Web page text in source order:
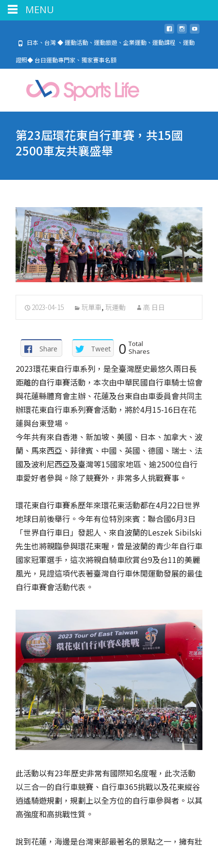
日本、台灣 ◆ 運動活動、運動旅遊、企業運動、運動課程 、運動
證照◆ 台日運動專門家、獨家賽事名額
第23屆環花東自行車賽，共15國
2500車友共襄盛舉
2023-04-15 玩單車, 玩運動 高 日日
Share Tweet 0 Total
Shares
2023環花東自行車系列，是全臺灣歷史最悠久兩日長
距離的自行車賽活動，本次由中華民國自行車騎士協會
與花蓮縣體育會主辦、花蓮及台東自由車委員會共同主
辦環花東自行車系列賽會活動，將於4月15-16日在花
蓮與台東登場。
今年共有來自香港、新加坡、美國、日本、加拿大、波
蘭、馬來西亞、菲律賓、中國、英國、德國、瑞士、法
國及波利尼西亞及臺灣等15國家地區、逾2500位自行
車愛好者參與。除了競賽外，非常多人挑戰賽事。
環花東自行車賽系歷年來環花東活動都在4月22日世界
地球日前後舉行。今年有位特別來賓：聯合國6月3日
「世界自行車日」發起人、來自波蘭的Leszek Sibilski
先生也將親臨參與環花東喔，曾是波蘭的青少年自行車
國家冠軍選手，這次將親自騎車欣賞台9及台11的美麗
風光，見證這項代表著臺灣自行車休閒運動發展的最佳
自行車賽會活動代表。
此活動以有23年歷史非常有國際知名度喔，此次活動
以三合一的自行車競賽、自行車365挑戰以及花東縱谷
逍遙騎遊規劃，規劃上以全方位的自行車參與者。以其
高強度和高挑戰性質。
說到花蓮，海邊是台灣東部最著名的景點之一，擁有壯
MENU